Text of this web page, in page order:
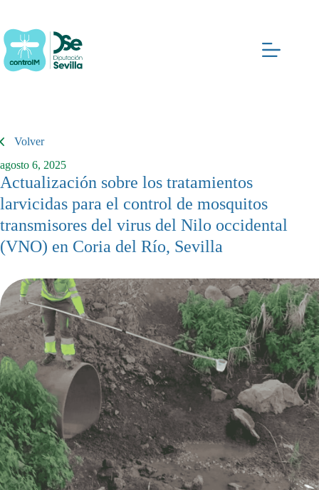
contenido
Volver
agosto 6, 2025
Actualización sobre los tratamientos
larvicidas para el control de mosquitos
transmisores del virus del Nilo occidental
(VNO) en Coria del Río, Sevilla